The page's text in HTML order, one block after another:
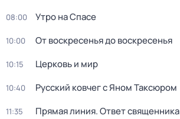
08:00 Утро на Спасе
10:00 От воскресенья до воскресенья
10:15 Церковь и мир
10:40 Русский ковчег с Яном Таксюром
11:35 Прямая линия. Ответ священника